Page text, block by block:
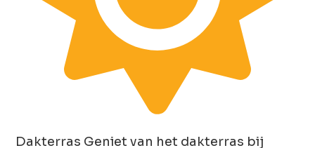
Dakterras Geniet van het dakterras bij